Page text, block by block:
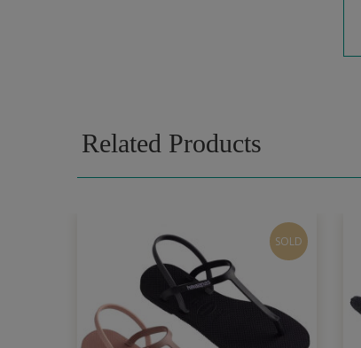
Related Products
SOLD